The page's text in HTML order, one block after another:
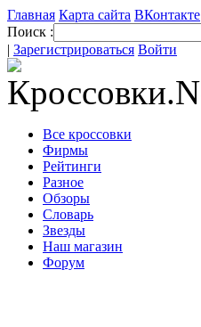
Главная Карта сайта ВКонтакте
Поиск :
| Зарегистрироваться Войти
Все кроссовки
Фирмы
Рейтинги
Разное
Обзоры
Словарь
Звезды
Наш магазин
Форум